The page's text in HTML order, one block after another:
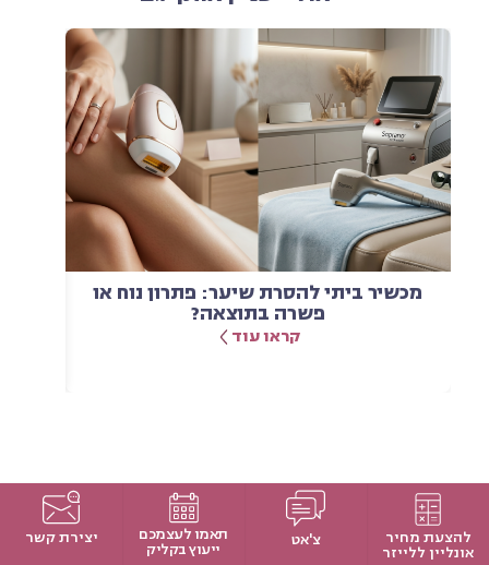
מכשיר ביתי להסרת שיער: פתרון נוח או
פשרה בתוצאה?
קראו עוד
להצעת מחיר
אונליין ללייזר
צ'אט תאמו לעצמכם
ייעוץ בקליק
יצירת קשר